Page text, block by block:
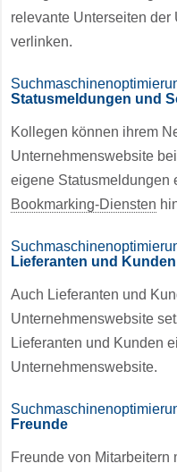
relevante Unterseiten
verlinken.
Statusmeldungen und
Kollegen können ihrem
Unternehmenswebsite
eigene Statusmeldungen
Bookmarking-Diensten
Lieferanten und Kunden
Auch Lieferanten und
Unternehmenswebsite
Lieferanten und Kunden
Unternehmenswebsite.
Freunde
Freunde von Mitarbeitern